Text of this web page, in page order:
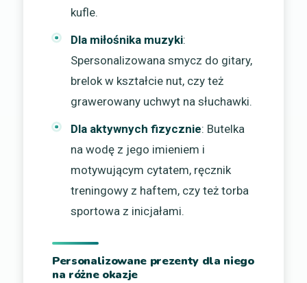
kufle.
Dla miłośnika muzyki:
Spersonalizowana smycz do gitary,
brelok w kształcie nut, czy też
grawerowany uchwyt na słuchawki.
Dla aktywnych fizycznie: Butelka
na wodę z jego imieniem i
motywującym cytatem, ręcznik
treningowy z haftem, czy też torba
sportowa z inicjałami.
Personalizowane prezenty dla niego
na różne okazje